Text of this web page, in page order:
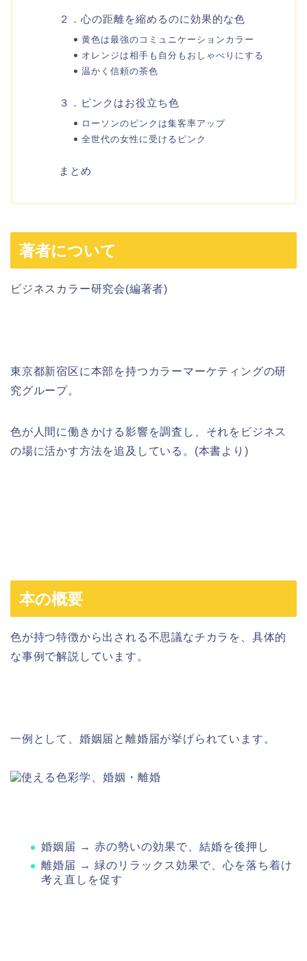
２．心の距離を縮めるのに効果的な色
黄色は最強のコミュニケーションカラー
オレンジは相手も自分もおしゃべりにする
温かく信頼の茶色
３．ピンクはお役立ち色
ローソンのピンクは集客率アップ
全世代の女性に受けるピンク
まとめ
著者について
ビジネスカラー研究会(編著者)
東京都新宿区に本部を持つカラーマーケティングの研
究グループ。
色が人間に働きかける影響を調査し、それをビジネス
の場に活かす方法を追及している。(本書より)
本の概要
色が持つ特徴から出される不思議なチカラを、具体的
な事例で解説しています。
一例として、婚姻届と離婚届が挙げられています。
婚姻届 → 赤の勢いの効果で、結婚を後押し
離婚届 → 緑のリラックス効果で、心を落ち着け
考え直しを促す